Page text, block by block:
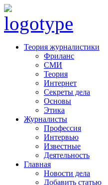
Теория журналистики
Фриланс
СМИ
Теория
Интернет
Секреты дела
Основы
Этика
Журналисты
Профессия
Интервью
Известные
Деятельность
Главная
Новости дела
Добавить статью